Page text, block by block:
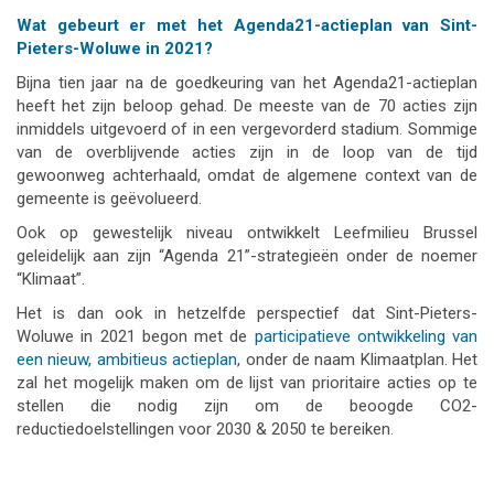
Wat gebeurt er met het Agenda21-actieplan van Sint-
Pieters-Woluwe in 2021?
Bijna tien jaar na de goedkeuring van het Agenda21-actieplan
heeft het zijn beloop gehad. De meeste van de 70 acties zijn
inmiddels uitgevoerd of in een vergevorderd stadium. Sommige
van de overblijvende acties zijn in de loop van de tijd
gewoonweg achterhaald, omdat de algemene context van de
gemeente is geëvolueerd.
Ook op gewestelijk niveau ontwikkelt Leefmilieu Brussel
geleidelijk aan zijn “Agenda 21”-strategieën onder de noemer
“Klimaat”.
Het is dan ook in hetzelfde perspectief dat Sint-Pieters-
Woluwe in 2021 begon met de participatieve ontwikkeling van
een nieuw, ambitieus actieplan, onder de naam Klimaatplan. Het
zal het mogelijk maken om de lijst van prioritaire acties op te
stellen die nodig zijn om de beoogde CO2-
reductiedoelstellingen voor 2030 & 2050 te bereiken.